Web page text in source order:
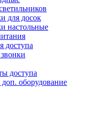
для досок
настольные
доступа
доступа
оборудование